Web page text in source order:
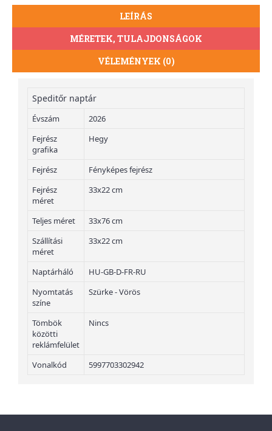
LEÍRÁS
MÉRETEK, TULAJDONSÁGOK
VÉLEMÉNYEK (0)
Speditőr naptár
Évszám
2026
Fejrész
grafika
Hegy
Fejrész
Fényképes fejrész
Fejrész
méret
33x22 cm
Teljes méret
33x76 cm
Szállítási
méret
33x22 cm
Naptárháló
HU-GB-D-FR-RU
Nyomtatás
színe
Szürke - Vörös
Tömbök
közötti
reklámfelület
Nincs
Vonalkód 5997703302942